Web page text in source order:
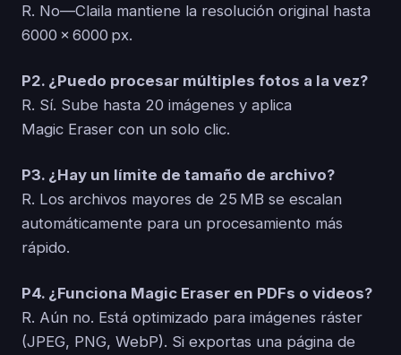
R. No—Claila mantiene la resolución original hasta
6000 × 6000 px.
P2. ¿Puedo procesar múltiples fotos a la vez?
R. Sí. Sube hasta 20 imágenes y aplica
Magic Eraser con un solo clic.
P3. ¿Hay un límite de tamaño de archivo?
R. Los archivos mayores de 25 MB se escalan
automáticamente para un procesamiento más
rápido.
P4. ¿Funciona Magic Eraser en PDFs o videos?
R. Aún no. Está optimizado para imágenes ráster
(JPEG, PNG, WebP). Si exportas una página de